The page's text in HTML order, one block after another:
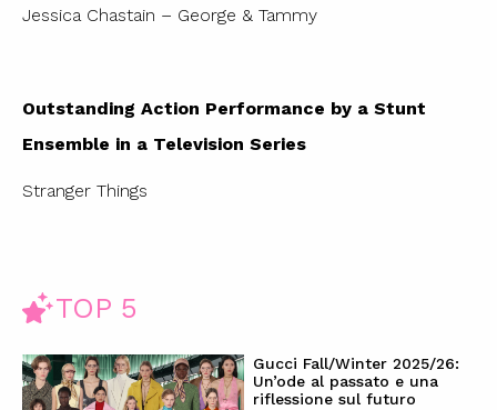
Jessica Chastain – George & Tammy
Outstanding Action Performance by a Stunt
Ensemble in a Television Series
Stranger Things
TOP 5
Gucci Fall/Winter 2025/26:
Un’ode al passato e una
riflessione sul futuro